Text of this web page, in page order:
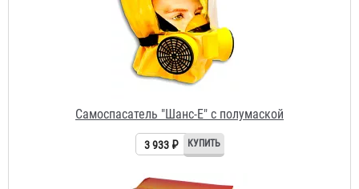
Самоспасатель "Шанс-Е" с полумаской
3 933 ₽